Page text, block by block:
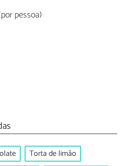
pessoa)
Torta de limão